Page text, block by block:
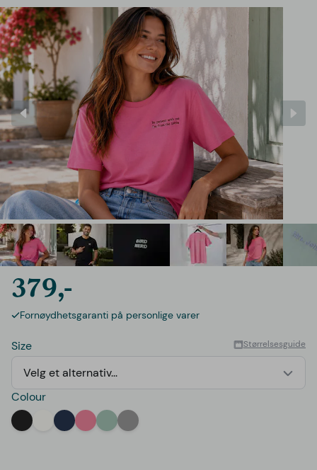
379,-
Fornøydhetsgaranti på personlige varer
Size Størrelsesguide
Velg et alternativ...
Colour
Black WhiteNavyBubblegum
MintHeather Grey